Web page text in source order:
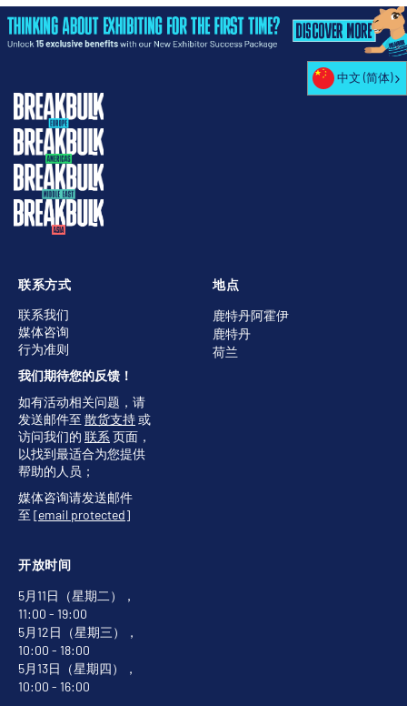
地点
鹿特丹阿霍伊
鹿特丹
荷兰
开放时间
5月11日（星期二），
11:00 - 19:00
5月12日（星期三），
10:00 - 18:00
5月13日（星期四），
10:00 - 16:00
联系方式
联系我们
媒体咨询
行为准则
我们期待您的反馈！
如有活动相关问题，请
发送邮件至 散货支持或
访问我们的 联系 页面，
以找到最适合为您提供
帮助的人员；
媒体咨询请发送邮件
至 [email protected]
中文 (简体)